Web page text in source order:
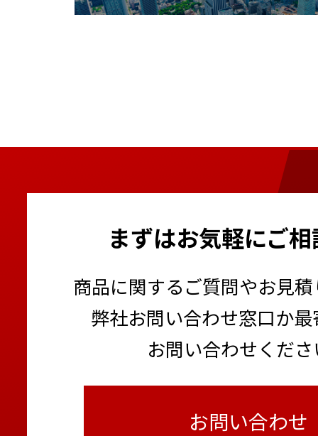
まずはお気軽にご
商品に関するご質問やお見
弊社お問い合わせ窓口か
お問い合わせくだ
お問い合わせ